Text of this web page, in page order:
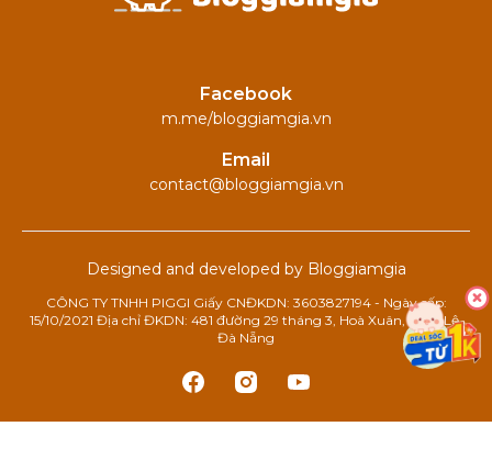
Facebook
m.me/bloggiamgia.vn
Email
contact@bloggiamgia.vn
Designed and developed by Bloggiamgia
CÔNG TY TNHH PIGGI Giấy CNĐKDN: 3603827194 - Ngày cấp:
15/10/2021 Địa chỉ ĐKDN: 481 đường 29 tháng 3, Hoà Xuân, Cẩm Lệ,
Đà Nẵng